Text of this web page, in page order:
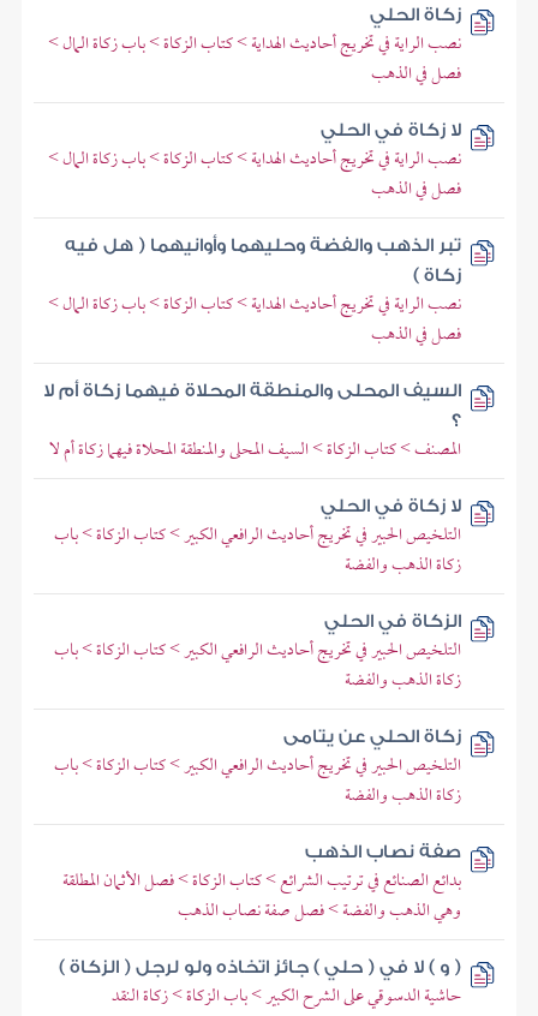
زكاة الحلي
نصب الراية في تخريج أحاديث الهداية > كتاب الزكاة > باب زكاة المال >
فصل في الذهب
لا زكاة في الحلي
نصب الراية في تخريج أحاديث الهداية > كتاب الزكاة > باب زكاة المال >
فصل في الذهب
تبر الذهب والفضة وحليهما وأوانيهما ( هل فيه
زكاة )
نصب الراية في تخريج أحاديث الهداية > كتاب الزكاة > باب زكاة المال >
فصل في الذهب
السيف المحلى والمنطقة المحلاة فيهما زكاة أم لا
؟
المصنف > كتاب الزكاة > السيف المحلى والمنطقة المحلاة فيهما زكاة أم لا
لا زكاة في الحلي
التلخيص الحبير في تخريج أحاديث الرافعي الكبير > كتاب الزكاة > باب
زكاة الذهب والفضة
الزكاة في الحلي
التلخيص الحبير في تخريج أحاديث الرافعي الكبير > كتاب الزكاة > باب
زكاة الذهب والفضة
زكاة الحلي عن يتامى
التلخيص الحبير في تخريج أحاديث الرافعي الكبير > كتاب الزكاة > باب
زكاة الذهب والفضة
صفة نصاب الذهب
بدائع الصنائع في ترتيب الشرائع > كتاب الزكاة > فصل الأثمان المطلقة
وهي الذهب والفضة > فصل صفة نصاب الذهب
( و ) لا في ( حلي ) جائز اتخاذه ولو لرجل ( الزكاة )
حاشية الدسوقي على الشرح الكبير > باب الزكاة > زكاة النقد